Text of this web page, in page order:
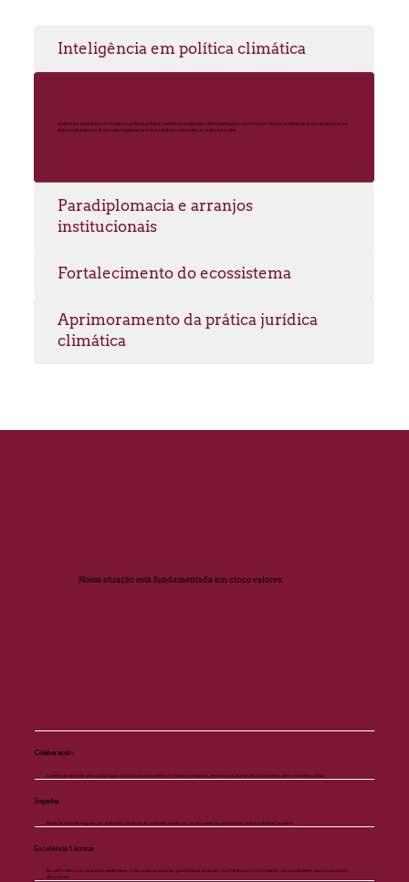
Inteligência em política climática
Analizamos, diseñamos y formulamos políticas públicas mediante la integración de la investigación y la formación técnica, conectando lo que se decide en los
ámbitos globales con lo que debe implementarse en los ámbitos nacionales, en todos los niveles.
Paradiplomacia e arranjos
institucionais
Fortalecimento do ecossistema
Aprimoramento da prática jurídica
climática
Colaboración
Creemos en el poder de la colaboración para construir puentes y fortalecer conexiones, ampliando el alcance del conocimiento de forma democrática.
Empatia
Nuestras acciones se guían por la empatía, teniendo en cuenta el respeto por la naturaleza, la justicia social y la sostenibilidad humana.
Excelencia técnica
Nos esforzamos por alcanzar la excelencia en todas nuestras acciones, garantizando la calidad y la coherencia en la información y el conocimiento que producimos y
difundimos.
Nossa atuação está fundamentada em cinco valores: